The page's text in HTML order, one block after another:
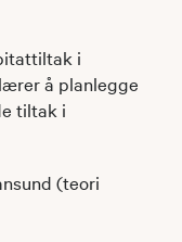
i
å planlegge
tiltak i
(teori